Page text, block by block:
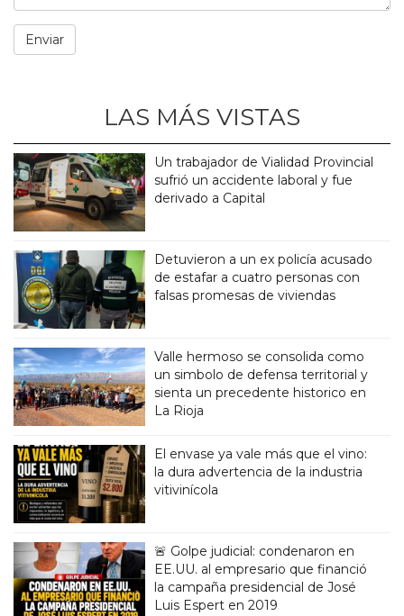
LAS MÁS VISTAS
Un trabajador de Vialidad Provincial
sufrió un accidente laboral y fue
derivado a Capital
Detuvieron a un ex policía acusado
de estafar a cuatro personas con
falsas promesas de viviendas
Valle hermoso se consolida como
un simbolo de defensa territorial y
sienta un precedente historico en
La Rioja
El envase ya vale más que el vino:
la dura advertencia de la industria
vitivinícola
🚨 Golpe judicial: condenaron en
EE.UU. al empresario que financió
la campaña presidencial de José
Luis Espert en 2019